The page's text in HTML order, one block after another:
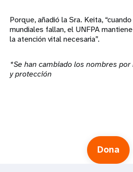
Porque, añadió la Sra. Keita,
mundiales fallan, el UNFPA
la atención vital necesaria”.
*Se han cambiado los nombres
y protección
Dona